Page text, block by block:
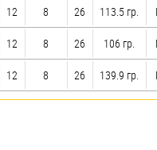
12 8 26 113.5 гр.
12 8 26 106 гр.
12 8 26 139.9 гр.